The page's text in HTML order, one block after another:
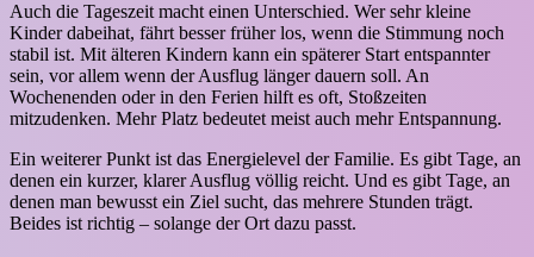
Auch die Tageszeit macht einen Unterschied. Wer sehr kleine
Kinder dabeihat, fährt besser früher los, wenn die Stimmung noch
stabil ist. Mit älteren Kindern kann ein späterer Start entspannter
sein, vor allem wenn der Ausflug länger dauern soll. An
Wochenenden oder in den Ferien hilft es oft, Stoßzeiten
mitzudenken. Mehr Platz bedeutet meist auch mehr Entspannung.
Ein weiterer Punkt ist das Energielevel der Familie. Es gibt Tage, an
denen ein kurzer, klarer Ausflug völlig reicht. Und es gibt Tage, an
denen man bewusst ein Ziel sucht, das mehrere Stunden trägt.
Beides ist richtig – solange der Ort dazu passt.